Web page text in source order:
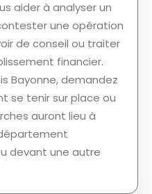
aider à analyser un
une opération
de conseil ou traiter
financier.
Bayonne, demandez
se tenir sur place ou
auront lieu à
devant une autre